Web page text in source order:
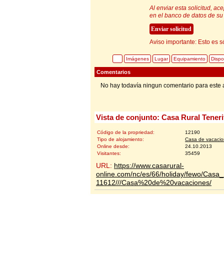
Al enviar esta solicitud,
en el banco de datos de
Aviso importante: Esto es
Imágenes Lugar Equipamiento
Comentarios
No hay todavía ningun comentario para este
Vista de conjunto: Casa Rural
Código de la propriedad:
12190
Tipo de alojamiento:
Casa de
Online desde:
24.10.2013
Visitantes:
35459
URL: https://www.casarural-
online.com/nc/es/66/holiday/fewo/
11612///Casa%20de%20vacaciones/